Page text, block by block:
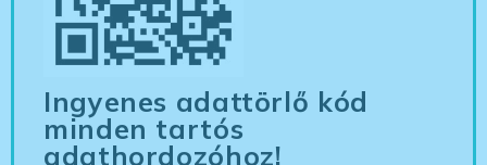
Ingyenes adattörlő kód
minden tartós
adathordozóhoz!